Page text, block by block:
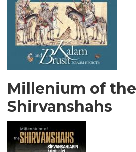
Millenium of the
Shirvanshahs